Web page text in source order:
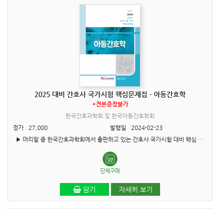
2025 대비 간호사 국가시험 핵심문제집 - 아동간호학
*견본증정불가
한국간호과학회 및 한국아동간호학회
정가
27,000 발행일
2024-02-23
▶ 머리말 중 한국간호과학회에서 출판하고 있는 간호사 국가시험 대비 핵심 문제집은 변화되는 의료 상황에 따른 문제해결 능력을 증진시키기 위해 매년 개정하고 있습니다. 특히, 2024년에는 문..
단체구매
담기 자세히 보기